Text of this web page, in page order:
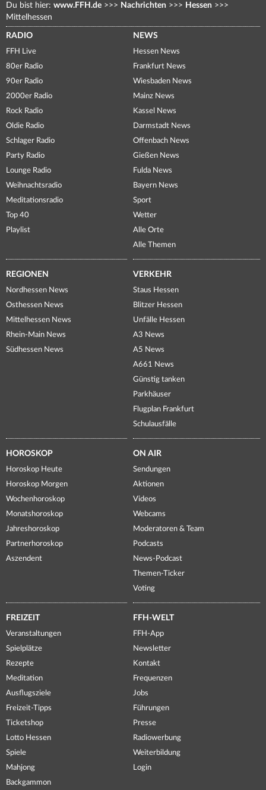
Du bist hier: www.FFH.de >>> Nachrichten >>> Hessen >>>
Mittelhessen
RADIO
FFH Live
80er Radio
90er Radio
2000er Radio
Rock Radio
Oldie Radio
Schlager Radio
Party Radio
Lounge Radio
Weihnachtsradio
Meditationsradio
Top 40
Playlist
NEWS
Hessen News
Frankfurt News
Wiesbaden News
Mainz News
Kassel News
Darmstadt News
Offenbach News
Gießen News
Fulda News
Bayern News
Sport
Wetter
Alle Orte
Alle Themen
REGIONEN
Nordhessen News
Osthessen News
Mittelhessen News
Rhein-Main News
Südhessen News
VERKEHR
Staus Hessen
Blitzer Hessen
Unfälle Hessen
A3 News
A5 News
A661 News
Günstig tanken
Parkhäuser
Flugplan Frankfurt
Schulausfälle
HOROSKOP
Horoskop Heute
Horoskop Morgen
Wochenhoroskop
Monatshoroskop
Jahreshoroskop
Partnerhoroskop
Aszendent
ON AIR
Sendungen
Aktionen
Videos
Webcams
Moderatoren & Team
Podcasts
News-Podcast
Themen-Ticker
Voting
FREIZEIT
Veranstaltungen
Spielplätze
Rezepte
Meditation
Ausflugsziele
Freizeit-Tipps
Ticketshop
Lotto Hessen
Spiele
Mahjong
Backgammon
FFH-WELT
FFH-App
Newsletter
Kontakt
Frequenzen
Jobs
Führungen
Presse
Radiowerbung
Weiterbildung
Login